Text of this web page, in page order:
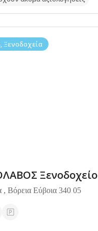
Ξενοδοχεία
Ξενοδοχείο
, Βόρεια Εύβοια 340 05